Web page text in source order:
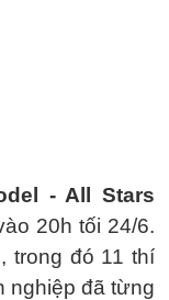
- All Stars
20h tối 24/6.
trong đó 11 thí
nghiệp đã từng